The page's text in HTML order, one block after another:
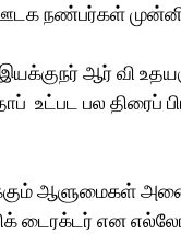
ஊடக நண்பர்கள்
ஆர் வி
உட்பட பல திரைப்
ஆளுமைகள்
டைரக்டர் என